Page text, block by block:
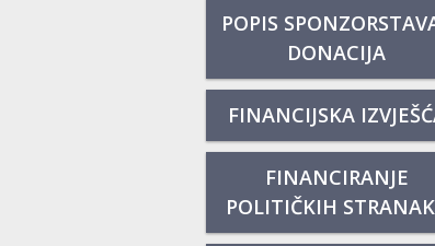
POPIS
DONACIJA
FINANCIJSKA
FINANCIRANJE
POLITIČKIH